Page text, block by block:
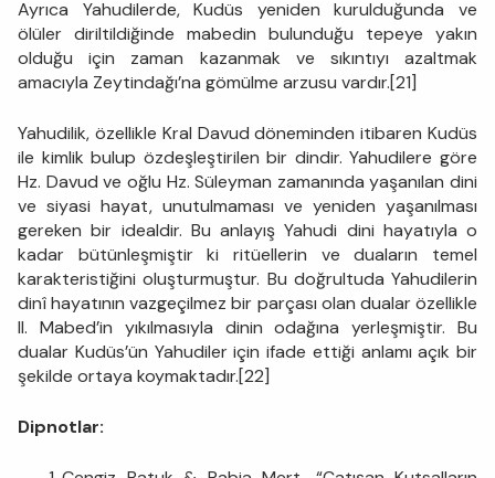
Ayrıca Yahudilerde, Kudüs yeniden kurulduğunda ve
ölüler diriltildiğinde mabedin bulunduğu tepeye yakın
olduğu için zaman kazanmak ve sıkıntıyı azaltmak
amacıyla Zeytindağı’na gömülme arzusu vardır.[21]
Yahudilik, özellikle Kral Davud döneminden itibaren Kudüs
ile kimlik bulup özdeşleştirilen bir dindir. Yahudilere göre
Hz. Davud ve oğlu Hz. Süleyman zamanında yaşanılan dini
ve siyasi hayat, unutulmaması ve yeniden yaşanılması
gereken bir idealdir. Bu anlayış Yahudi dini hayatıyla o
kadar bütünleşmiştir ki ritüellerin ve duaların temel
karakteristiğini oluşturmuştur. Bu doğrultuda Yahudilerin
dinî hayatının vazgeçilmez bir parçası olan dualar özellikle
II. Mabed’in yıkılmasıyla dinin odağına yerleşmiştir. Bu
dualar Kudüs’ün Yahudiler için ifade ettiği anlamı açık bir
şekilde ortaya koymaktadır.[22]
Dipnotlar: